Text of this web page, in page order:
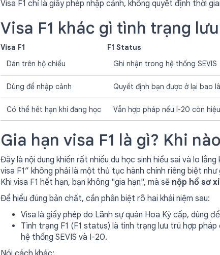
Visa F1 chỉ là giấy phép nhập cảnh, không quyết định thời
Visa F1 khác gì tình trạng
Visa F1
F1 Status
Dán trên hộ chiếu
Ghi nhận trong hệ thống SEVIS
Dùng để nhập cảnh Quyết định bạn được ở lại bao
Có thể hết hạn khi đang học Vẫn hợp pháp nếu I-20 còn
Gia hạn visa F1 là gì? Khi
Đây là nội dung khiến rất nhiều du học sinh hiểu sai và lo
visa F1” không phải là một thủ tục hành chính riêng biệt
Khi visa F1 hết hạn, bạn không "gia hạn", mà sẽ nộp hồ sơ
Để hiểu đúng bản chất, cần phân biệt rõ hai khái niệm sau:
Visa là giấy phép do Lãnh sự quán Hoa Kỳ cấp, dùng để
Tình trạng F1 (F1 status) là tình trạng lưu trú hợp
hệ thống SEVIS và I-20.